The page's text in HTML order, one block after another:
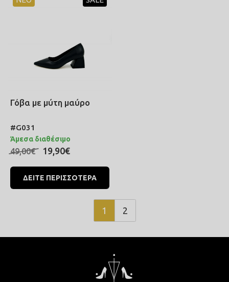
Γόβα με μύτη μαύρο
#G031
Άμεσα διαθέσιμο
49,00€ 19,90€
ΔΕΙΤΕ ΠΕΡΙΣΣΟΤΕΡΑ
1 2